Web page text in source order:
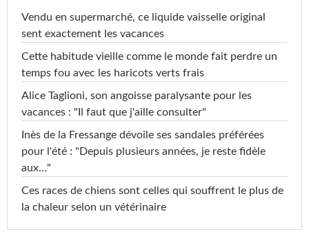
Vendu en supermarché, ce liquide vaisselle original
sent exactement les vacances
Cette habitude vieille comme le monde fait perdre un
temps fou avec les haricots verts frais
Alice Taglioni, son angoisse paralysante pour les
vacances : "Il faut que j'aille consulter"
Inès de la Fressange dévoile ses sandales préférées
pour l'été : "Depuis plusieurs années, je reste fidèle
aux…"
Ces races de chiens sont celles qui souffrent le plus de
la chaleur selon un vétérinaire